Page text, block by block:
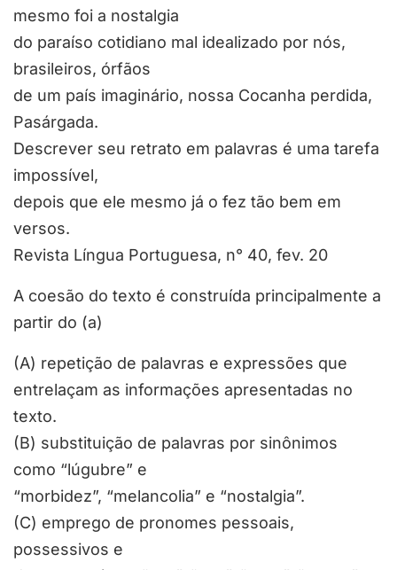
mesmo foi a nostalgia
do paraíso cotidiano mal idealizado por nós,
brasileiros, órfãos
de um país imaginário, nossa Cocanha perdida,
Pasárgada.
Descrever seu retrato em palavras é uma tarefa
impossível,
depois que ele mesmo já o fez tão bem em
versos.
Revista Língua Portuguesa, n° 40, fev. 20
A coesão do texto é construída principalmente a
partir do (a)
(A) repetição de palavras e expressões que
entrelaçam as informações apresentadas no
texto.
(B) substituição de palavras por sinônimos
como “lúgubre” e
“morbidez”, “melancolia” e “nostalgia”.
(C) emprego de pronomes pessoais,
possessivos e